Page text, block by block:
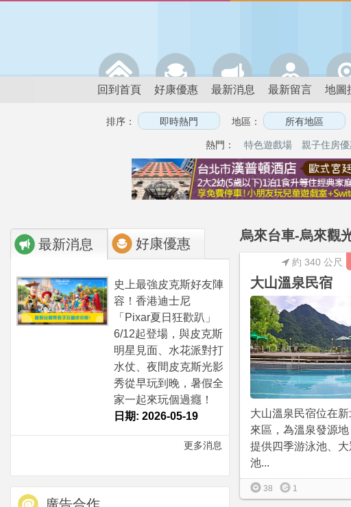
回到首頁 好康優惠 最新消息 最新留言 地圖
排序： 地區：
熱門： 特色遊戲場 親子住房
最新消息 好康優惠
史上最強皮克斯好友陣
容！香港迪士尼
「Pixar夏日狂歡趴」
6/12起登場，與皮克斯
明星見面、水花派對打
水仗、夜間皮克斯光影
秀從早玩到晚，暑假全
家一起來玩個過癮！
日期: 2026-05-19
更多消息
烏來台車-烏來觀
約 340 公尺
大山溫泉民宿
大山溫泉民宿位在
來區，為溫泉發源
提供四季游泳池、
池...
38 1